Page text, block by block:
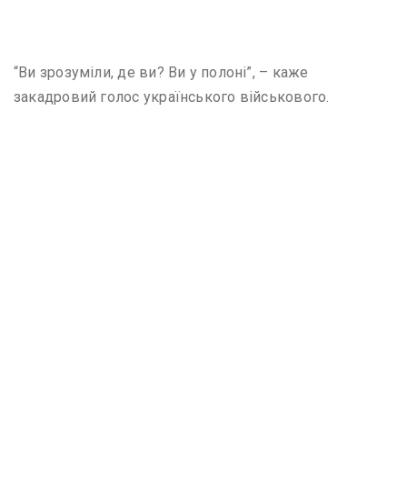
“Ви зрозуміли, де ви? Ви у полоні”, – каже
закадровий голос українського військового.